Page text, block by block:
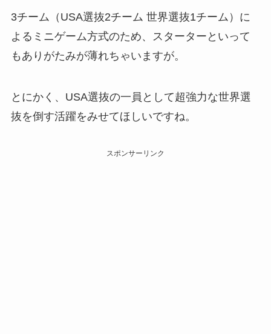
3チーム（USA選抜2チーム 世界選抜1チーム）に
よるミニゲーム方式のため、スターターといって
もありがたみが薄れちゃいますが。
とにかく、USA選抜の一員として超強力な世界選
抜を倒す活躍をみせてほしいですね。
スポンサーリンク